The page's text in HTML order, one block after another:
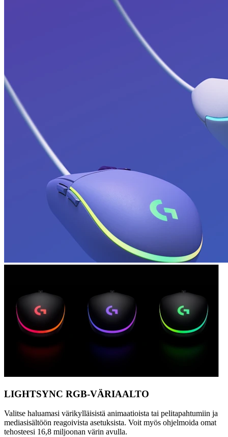
LIGHTSYNC RGB-VÄRIAALTO
Valitse haluamasi värikylläisistä animaatioista tai pelitapahtumiin ja
mediasisältöön reagoivista asetuksista. Voit myös ohjelmoida omat
tehosteesi 16,8 miljoonan värin avulla.